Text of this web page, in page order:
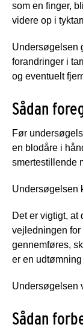
som en finger,
videre op i
Undersøgelsen
forandringer i
og eventuelt
Sådan
Før
en blodåre i
smertestillende
Undersøgelsen
Det er vigtigt, at
vejledningen
gennemføres,
er en
Undersøgelsen
Sådan